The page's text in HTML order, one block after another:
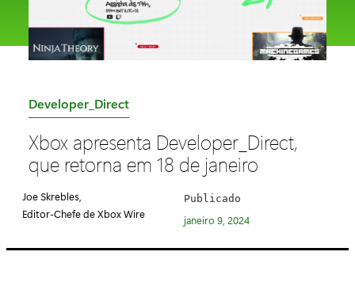
C
t
e
o
i
Developer_Direct
Xbox apresenta Developer_Direct,
que retorna em 18 de janeiro
Joe Skrebles,
Editor-Chefe de Xbox Wire
Publicado
janeiro 9, 2024